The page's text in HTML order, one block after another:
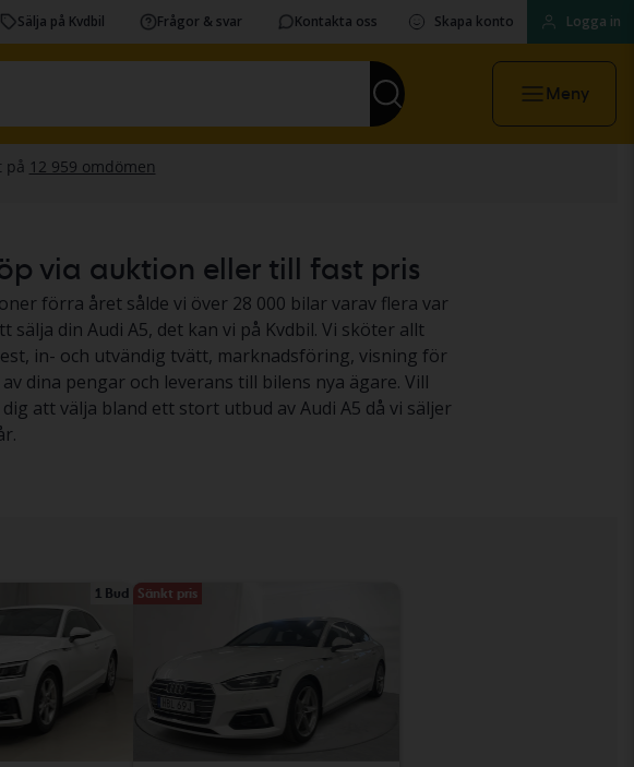
Sälja på Kvdbil Frågor & svar Kontakta oss Skapa konto Logga in
Meny
via auktion eller till fast pris
förra året sålde vi över 28 000 bilar varav flera var
din Audi A5, det kan vi på Kvdbil. Vi sköter allt
in- och utvändig tvätt, marknadsföring, visning för
dina pengar och leverans till bilens nya ägare. Vill
att välja bland ett stort utbud av Audi A5 då vi säljer
1 Bud Sänkt pris